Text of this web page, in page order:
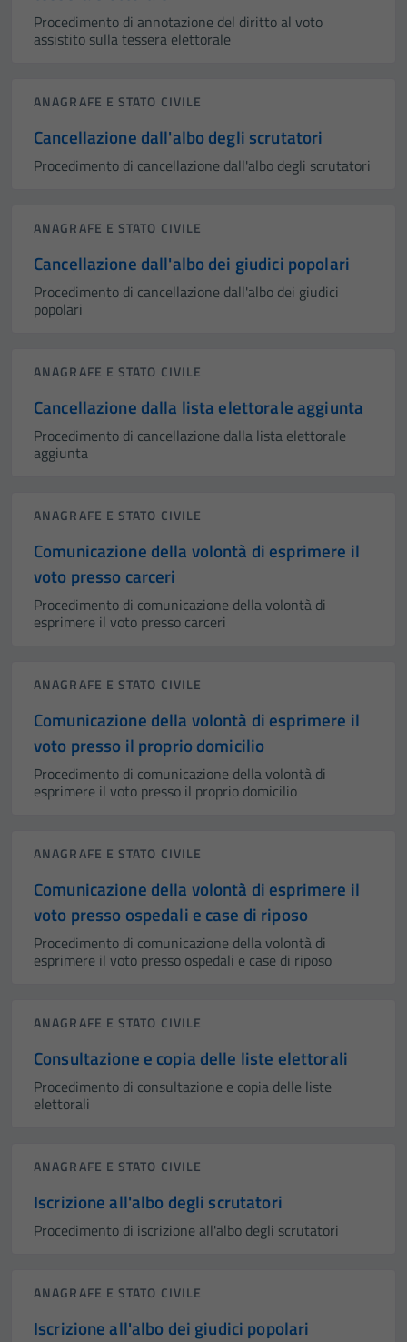
Procedimento di annotazione del diritto al voto
assistito sulla tessera elettorale
ANAGRAFE E STATO CIVILE
Cancellazione dall'albo degli scrutatori
Procedimento di cancellazione dall'albo degli scrutatori
ANAGRAFE E STATO CIVILE
Cancellazione dall'albo dei giudici popolari
Procedimento di cancellazione dall'albo dei giudici
popolari
ANAGRAFE E STATO CIVILE
Cancellazione dalla lista elettorale aggiunta
Procedimento di cancellazione dalla lista elettorale
aggiunta
ANAGRAFE E STATO CIVILE
Comunicazione della volontà di esprimere il
voto presso carceri
Procedimento di comunicazione della volontà di
esprimere il voto presso carceri
ANAGRAFE E STATO CIVILE
Comunicazione della volontà di esprimere il
voto presso il proprio domicilio
Procedimento di comunicazione della volontà di
esprimere il voto presso il proprio domicilio
ANAGRAFE E STATO CIVILE
Comunicazione della volontà di esprimere il
voto presso ospedali e case di riposo
Procedimento di comunicazione della volontà di
esprimere il voto presso ospedali e case di riposo
ANAGRAFE E STATO CIVILE
Consultazione e copia delle liste elettorali
Procedimento di consultazione e copia delle liste
elettorali
ANAGRAFE E STATO CIVILE
Iscrizione all'albo degli scrutatori
Procedimento di iscrizione all'albo degli scrutatori
ANAGRAFE E STATO CIVILE
Iscrizione all'albo dei giudici popolari